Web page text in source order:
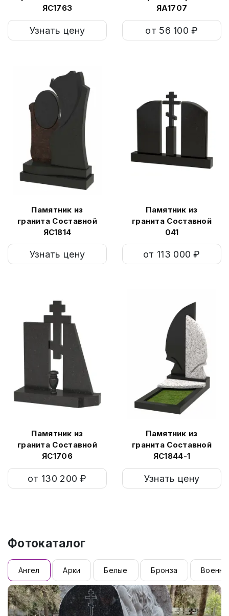
ЯС1763
Узнать цену
ЯА1707
от 56 100 ₽
Памятник из
гранита Составной
ЯС1814
Узнать цену
Памятник из
гранита Составной
041
от 113 000 ₽
Памятник из
гранита Составной
ЯС1706
от 130 200 ₽
Памятник из
гранита Составной
ЯС1844-1
Узнать цену
Фотокаталог
Ангел Арки Белые Бронза